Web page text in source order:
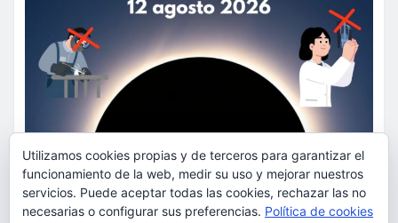
Utilizamos cookies propias y de terceros para garantizar el
funcionamiento de la web, medir su uso y mejorar nuestros
servicios. Puede aceptar todas las cookies, rechazar las no
necesarias o configurar sus preferencias. Política de cookies